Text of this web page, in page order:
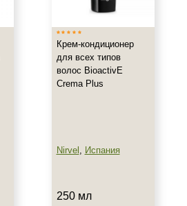
Крем-кондиционер
для всех типов
волос BioactivЕ
Crema Plus
Nirvel , Испания
250 мл